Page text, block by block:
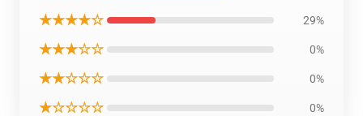
★★★★☆ 29%
★★★☆☆ 0%
★★☆☆☆ 0%
★☆☆☆☆ 0%